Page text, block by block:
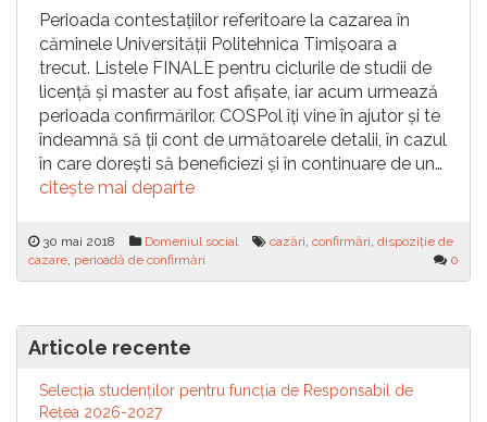
Perioada contestațiilor referitoare la cazarea în
căminele Universității Politehnica Timișoara a
trecut. Listele FINALE pentru ciclurile de studii de
licență și master au fost afișate, iar acum urmează
perioada confirmărilor. COSPol îți vine în ajutor și te
îndeamnă să ții cont de următoarele detalii, în cazul
în care dorești să beneficiezi și în continuare de un…
citește mai departe
30 mai 2018 Domeniul social cazări confirmări dispoziție de
cazare perioadă de confirmări 0
Articole recente
Selecția studenților pentru funcția de Responsabil de
Reţea 2026-2027